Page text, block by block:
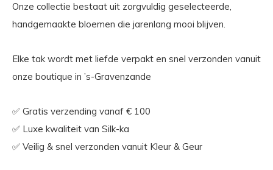
Onze collectie bestaat uit zorgvuldig geselecteerde,
handgemaakte bloemen die jarenlang mooi blijven.
Elke tak wordt met liefde verpakt en snel verzonden vanuit
onze boutique in ’s-Gravenzande
✅ Gratis verzending vanaf € 100
✅ Luxe kwaliteit van Silk-ka
✅ Veilig & snel verzonden vanuit Kleur & Geur